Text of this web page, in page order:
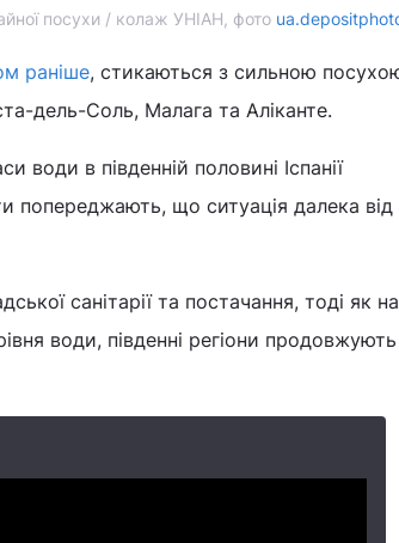
посухи / колаж УНІАН, фото
раніше, стикаються з сильною
дель-Соль, Малага та Аліканте.
води в південній половині Іспанії
попереджають, що ситуація далека від
санітарії та постачання, тоді як на
води, південні регіони продовжують